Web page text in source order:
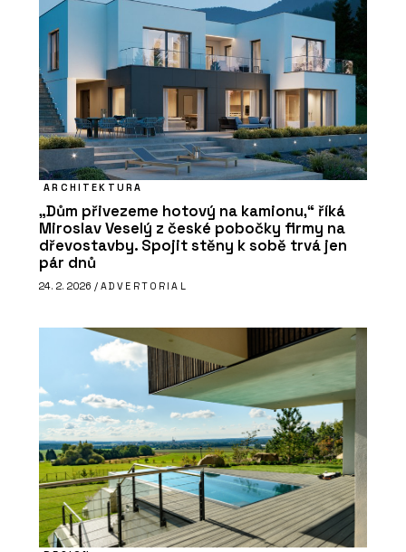
ARCHITEKTURA
„Dům přivezeme hotový na kamionu,“ říká
Miroslav Veselý z české pobočky firmy na
dřevostavby. Spojit stěny k sobě trvá jen
pár dnů
24. 2. 2026 / ADVERTORIAL